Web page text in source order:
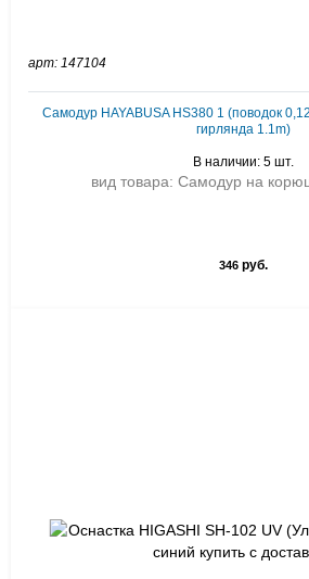
арт: 147104
Самодур HAYABUSA HS380 1 (поводок
гирлянда 1.1m)
В наличии: 5 шт.
вид товара: Самодур на
346руб.